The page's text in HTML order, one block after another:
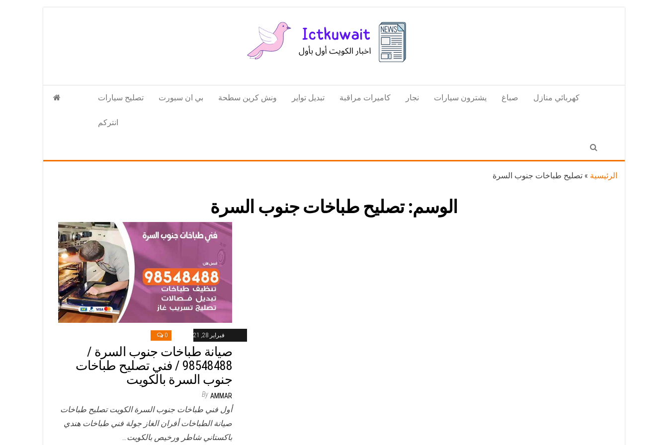
الكويت
تكنولوجيا
المعلومات
تصليح سيارات بي ان سبورت ونش كرين سطحة تبديل تواير كاميرات مراقبة نجار يشترون سيارات صباغ كهربائي منازل
انتركم
الرئيسية » تصليح طباخات جنوب السرة
الوسم:تصليح طباخات جنوب السرة
فبراير 28, 2021 0
صيانة طباخات جنوب السرة /
98548488 / فني تصليح طباخات
جنوب السرة بالكويت
By AMMAR
أول فني طباخات جنوب السرة الكويت تصليح طباخات
صيانة الطباخات أفران الغاز جولة فني طباخات هندي
باكستاني شاطر ورخيص بالكويت…